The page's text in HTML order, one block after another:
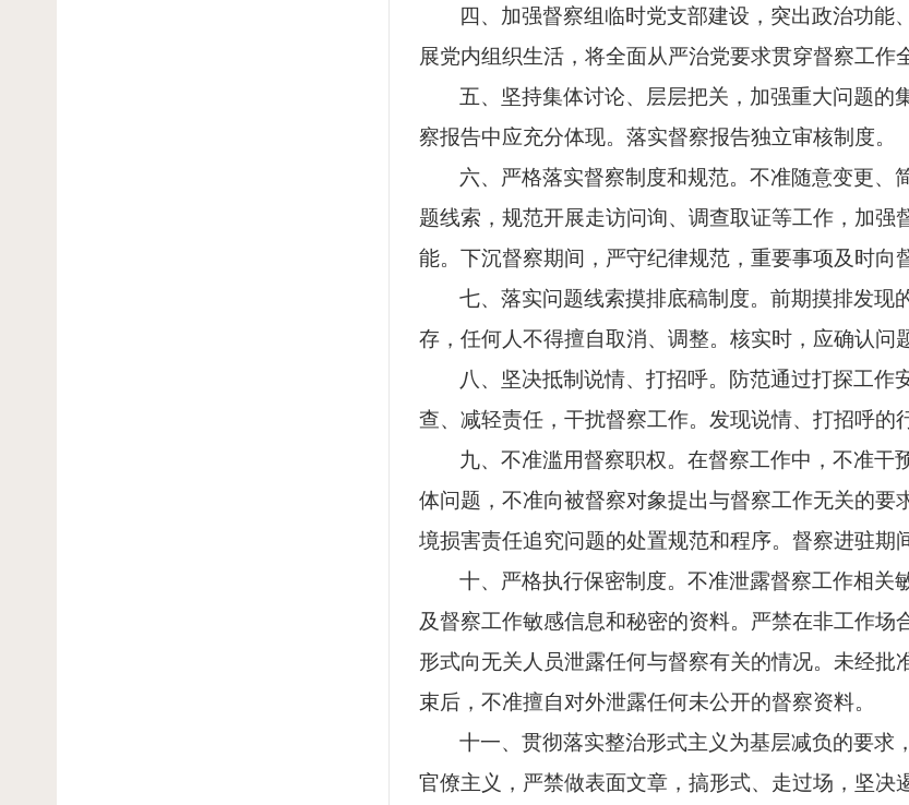
四、加强督察组临时党支部建设，突出政治功
展党内组织生活，将全面从严治党要求贯穿督察工作
五、坚持集体讨论、层层把关，加强重大问题
察报告中应充分体现。落实督察报告独立审核制度。
六、严格落实督察制度和规范。不准随意变更、
题线索，规范开展走访问询、调查取证等工作，加
能。下沉督察期间，严守纪律规范，重要事项及时向
七、落实问题线索摸排底稿制度。前期摸排发现
存，任何人不得擅自取消、调整。核实时，应确认问
八、坚决抵制说情、打招呼。防范通过打探工
查、减轻责任，干扰督察工作。发现说情、打招呼的
九、不准滥用督察职权。在督察工作中，不准
体问题，不准向被督察对象提出与督察工作无关的
境损害责任追究问题的处置规范和程序。督察进驻期
十、严格执行保密制度。不准泄露督察工作相
及督察工作敏感信息和秘密的资料。严禁在非工作
形式向无关人员泄露任何与督察有关的情况。未经
束后，不准擅自对外泄露任何未公开的督察资料。
十一、贯彻落实整治形式主义为基层减负的要求
官僚主义，严禁做表面文章，搞形式、走过场，坚